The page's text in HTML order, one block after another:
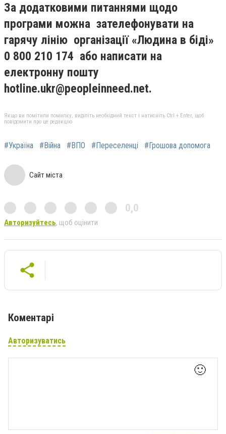
За додатковими питаннями щодо
програми можна зателефонувати на
гарячу лінію організації «Людина в біді»
0 800 210 174 або написати на
електронну пошту
hotline.ukr@peopleinneed.net.
Якщо ви помітили помилку, виділіть необхідний текст і натисніть Ctrl + Enter, щоб
повідомити про це редакцію
#Україна #Війна #ВПО #Переселенці #Грошова допомога
Сайт міста
0,0
Авторизуйтесь, щоб оцінити
Коментарі
Авторизуватись
🙂